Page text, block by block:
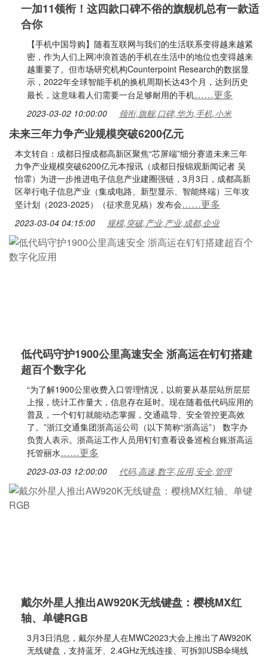
一加11领衔！这四款口碑不俗的旗舰机总有一款适
合你
【手机中国导购】随着互联网与我们的生活联系变得越来越紧
密，作为人们上网冲浪首选的手机在生活中的地位也变得越来
越重要了。但市场研究机构Counterpoint Research的数据显
示，2022年全球智能手机的换机周期长达43个月，达到历史
最长，这意味着人们需要一台足够耐用的手机……更多
2023-03-02 10:00:00 领衔,旗舰,口碑,华为,手机,小米
未来三年力争产业规模突破6200亿元
本文转自：成都日报成都高新区聚焦“芯屏端”细分赛道未来三年
力争产业规模突破6200亿元本报讯（成都日报锦观新闻记者 吴
怡霏）为进一步推进电子信息产业建圈强链，3月3日，成都高新
区举行电子信息产业（集成电路、新型显示、智能终端）三年攻
坚计划（2023-2025）（征求意见稿）发布会……更多
2023-03-04 04:15:00 规模,突破,产业,产业,成都,企业
低代码守护1900公里高速安全 浙高运在钉钉搭建
超百个数字化
“为了解1900公里收费入口管理情况，以前要从基层站所层层
上报，统计工作量大，信息存在延时。现在随着低代码应用的
普及，一个钉钉就能动态掌握，交通疏导、安全管控更高效
了。”浙江交通集团浙高运公司（以下简称“浙高运”） 数字办
负责人表示。浙高运工作人员用钉钉查看设备巡检台账浙高运
托管丽水……更多
2023-03-03 12:00:00 代码,高速,数字,应用,安全,管理
戴尔外星人推出AW920K无线键盘：樱桃MX红
轴、单键RGB
3月3日消息，戴尔外星人在MWC2023大会上推出了AW920K
无线键盘，支持蓝牙、2.4GHz无线连接、可拆卸USB伞绳线